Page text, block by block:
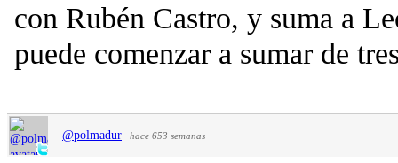
con Rubén Castro, y suma a
puede comenzar a sumar de
@polmadur · hace 653 semanas